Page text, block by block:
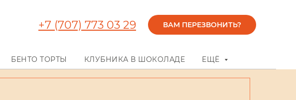
+7 (707) 773 03 29 ВАМ ПЕРЕЗВОНИТЬ?
БЕНТО ТОРТЫ КЛУБНИКА В ШОКОЛАДЕ ЕЩЁ